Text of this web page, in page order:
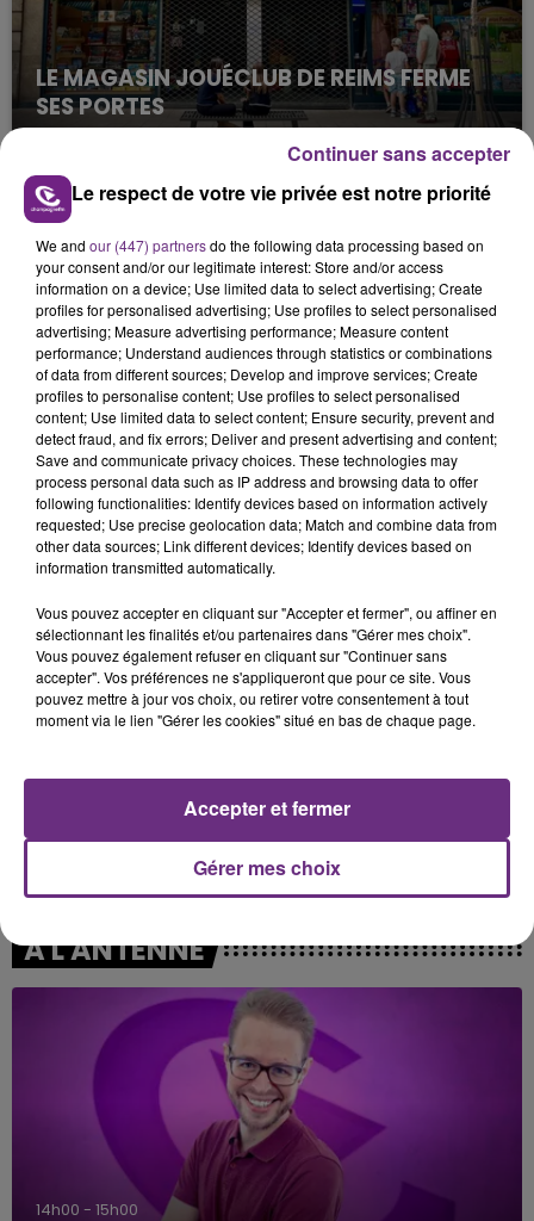
LE MAGASIN JOUÉCLUB DE REIMS FERME
SES PORTES
C'était l'une des institutions du centre-ville
rémois. Le magasin JouéClub est contraint de
fermer ses portes.
TITRES DIFFUSÉS
22h27
22h27
AVICII & ALOE BLACC
Wake Me Up
22h23
22h23
TRYO
La Traversee
22h20
22h20 22h18
22h18
Le Petit Pecheur
A L'ANTENNE
14h00 - 15h00
Le respect de votre vie privée est notre priorité
We and our (447) partnersdo the following data processing based on
your consent and/or our legitimate interest: Store and/or access
information on a device; Use limited data to select advertising; Create
profiles for personalised advertising; Use profiles to select personalised
advertising; Measure advertising performance; Measure content
performance; Understand audiences through statistics or combinations
of data from different sources; Develop and improve services; Create
profiles to personalise content; Use profiles to select personalised
content; Use limited data to select content; Ensure security, prevent and
detect fraud, and fix errors; Deliver and present advertising and content;
Save and communicate privacy choices. These technologies may
process personal data such as IP address and browsing data to offer
following functionalities: Identify devices based on information actively
requested; Use precise geolocation data; Match and combine data from
other data sources; Link different devices; Identify devices based on
information transmitted automatically.
Vous pouvez accepter en cliquant sur "Accepter et fermer", ou affiner en
sélectionnant les finalités et/ou partenaires dans "Gérer mes choix".
Vous pouvez également refuser en cliquant sur "Continuer sans
accepter". Vos préférences ne s'appliqueront que pour ce site. Vous
pouvez mettre à jour vos choix, ou retirer votre consentement à tout
moment via le lien "Gérer les cookies" situé en bas de chaque page.
Gérer mes choix
Accepter et fermer
Continuer sans accepter